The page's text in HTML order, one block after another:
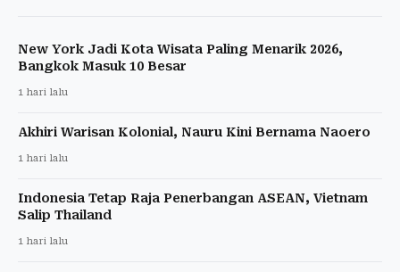
New York Jadi Kota Wisata Paling Menarik 2026,
Bangkok Masuk 10 Besar
1 hari lalu
Akhiri Warisan Kolonial, Nauru Kini Bernama Naoero
1 hari lalu
Indonesia Tetap Raja Penerbangan ASEAN, Vietnam
Salip Thailand
1 hari lalu